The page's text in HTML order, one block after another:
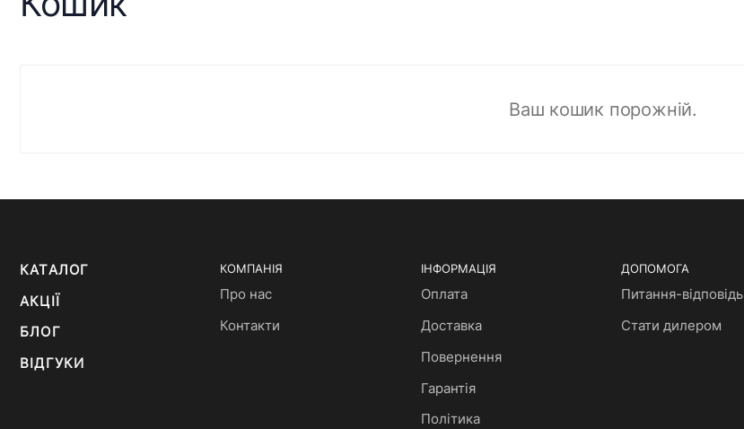
Ваш кошик порожній.
КАТАЛОГ
АКЦІЇ
БЛОГ
ВІДГУКИ
КОМПАНІЯ
Про нас
Контакти
ІНФОРМАЦІЯ
Оплата
Доставка
Повернення
Гарантія
Політика
ДОПОМОГА
Питання-відповідь
Стати дилером